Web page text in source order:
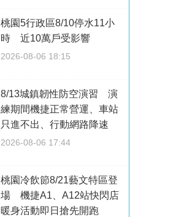
桃園5行政區8/10停水11小
時 近10萬戶受影響
2026-08-06 18:15
8/13城鎮韌性防空演習 演
練期間機捷正常營運、車站
只進不出、行動網路降速
2026-08-06 17:44
桃園冷飲節8/21藝文特區登
場 機捷A1、A12站快閃店
暖身活動即日搶先開跑